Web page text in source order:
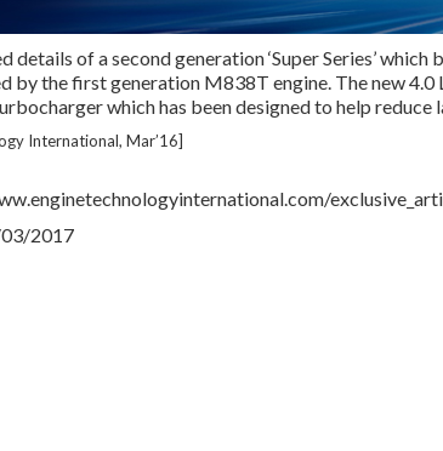
details of a second generation ‘Super Series’
by the first generation M838T engine. The new 4.0
which has been designed to help reduce
International, Mar’16]
2017